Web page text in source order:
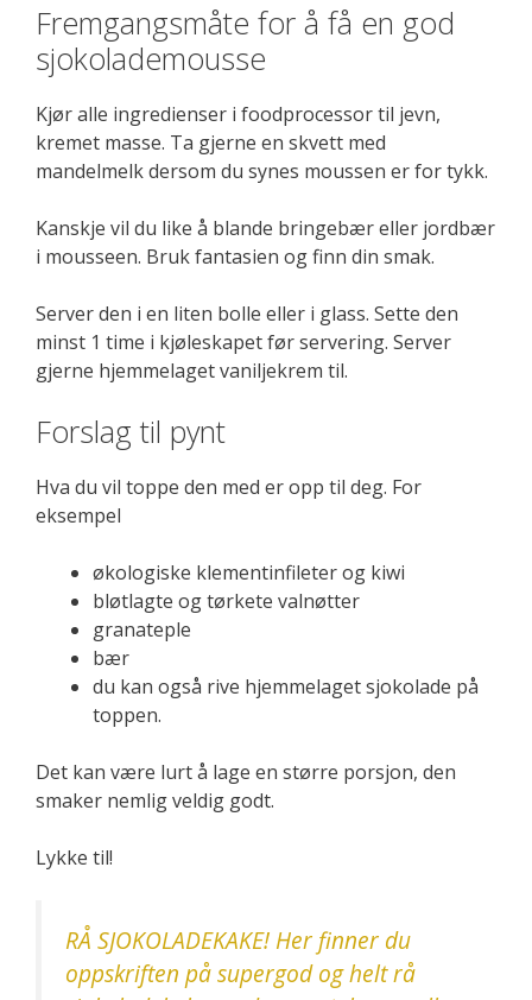
Fremgangsmåte for å få en god
sjokolademousse
Kjør alle ingredienser i foodprocessor til jevn,
kremet masse. Ta gjerne en skvett med
mandelmelk dersom du synes moussen er for tykk.
Kanskje vil du like å blande bringebær eller jordbær
i mousseen. Bruk fantasien og finn din smak.
Server den i en liten bolle eller i glass. Sette den
minst 1 time i kjøleskapet før servering. Server
gjerne hjemmelaget vaniljekrem til.
Forslag til pynt
Hva du vil toppe den med er opp til deg. For
eksempel
økologiske klementinfileter og kiwi
bløtlagte og tørkete valnøtter
granateple
bær
du kan også rive hjemmelaget sjokolade på
toppen.
Det kan være lurt å lage en større porsjon, den
smaker nemlig veldig godt.
Lykke til!
RÅ SJOKOLADEKAKE! Her finner du
oppskriften på supergod og helt rå